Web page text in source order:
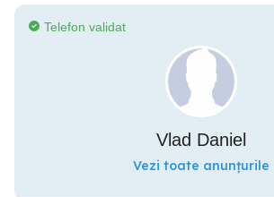
Telefon validat
Vlad Daniel
Vezi toate anunțurile